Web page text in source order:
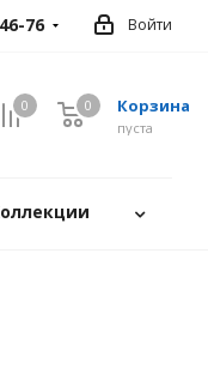
Войти
76
0 Корзина
0
пуста
0